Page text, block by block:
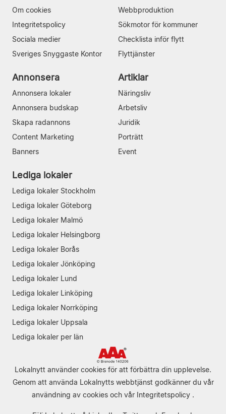
Om cookies
Integritetspolicy
Sociala medier
Sveriges Snyggaste Kontor
Webbproduktion
Sökmotor för kommuner
Checklista inför flytt
Flyttjänster
Annonsera
Annonsera lokaler
Annonsera budskap
Skapa radannons
Content Marketing
Banners
Artiklar
Näringsliv
Arbetsliv
Juridik
Porträtt
Event
Lediga lokaler
Lediga lokaler Stockholm
Lediga lokaler Göteborg
Lediga lokaler Malmö
Lediga lokaler Helsingborg
Lediga lokaler Borås
Lediga lokaler Jönköping
Lediga lokaler Lund
Lediga lokaler Linköping
Lediga lokaler Norrköping
Lediga lokaler Uppsala
Lediga lokaler per län
Lokalnytt använder cookies för att förbättra din upplevelse.
Genom att använda Lokalnytts webbtjänst godkänner du vår
användning av cookies och vår Integritetspolicy .